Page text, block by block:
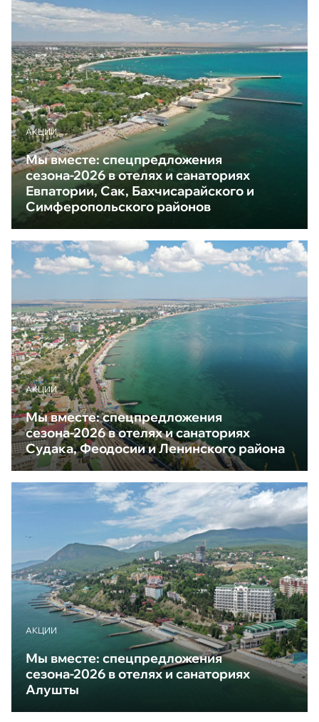
АКЦИИ
Мы вместе: спецпредложения
сезона-2026 в отелях и санаториях
Евпатории, Сак, Бахчисарайского и
Симферопольского районов
АКЦИИ
Мы вместе: спецпредложения
сезона-2026 в отелях и санаториях
Судака, Феодосии и Ленинского района
АКЦИИ
Мы вместе: спецпредложения
сезона-2026 в отелях и санаториях
Алушты